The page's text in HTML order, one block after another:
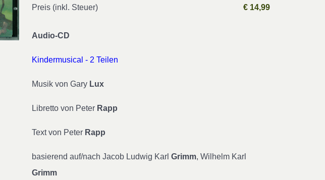
Preis (inkl. Steuer)
€ 14,99
Audio-CD
Kindermusical - 2 Teilen
Musik von Gary Lux
Libretto von Peter Rapp
Text von Peter Rapp
basierend auf/nach Jacob Ludwig KarlGrimm, Wilhelm Karl
Grimm